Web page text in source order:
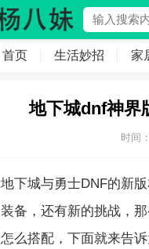
首页 生活妙招 家
地下城dnf神界
时间
地下城与勇士DNF的新
装备，还有新的挑战，
怎么搭配，下面就来告诉